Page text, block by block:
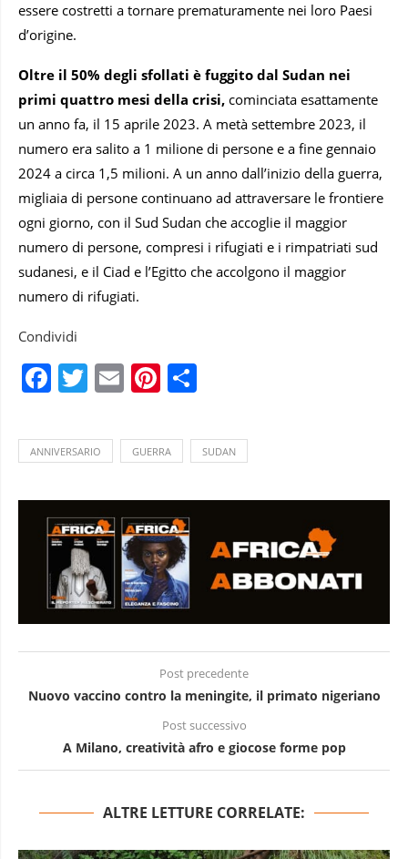
essere costretti a tornare prematuramente nei loro Paesi
d’origine.
Oltre il 50% degli sfollati è fuggito dal Sudan nei
primi quattro mesi della crisi, cominciata esattamente
un anno fa, il 15 aprile 2023. A metà settembre 2023, il
numero era salito a 1 milione di persone e a fine gennaio
2024 a circa 1,5 milioni. A un anno dall’inizio della guerra,
migliaia di persone continuano ad attraversare le frontiere
ogni giorno, con il Sud Sudan che accoglie il maggior
numero di persone, compresi i rifugiati e i rimpatriati sud
sudanesi, e il Ciad e l’Egitto che accolgono il maggior
numero di rifugiati.
Condividi
Facebook
Twitter
EmailPinterest
ANNIVERSARIO GUERRA SUDAN
Post precedente
Nuovo vaccino contro la meningite, il primato nigeriano
Post successivo
A Milano, creatività afro e giocose forme pop
ALTRE LETTURE CORRELATE: